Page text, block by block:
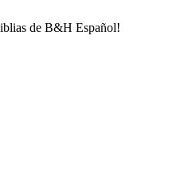
de B&H Español!